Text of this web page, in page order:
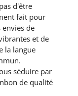
d'être
fait pour
de
et de
la langue
séduire par
de qualité